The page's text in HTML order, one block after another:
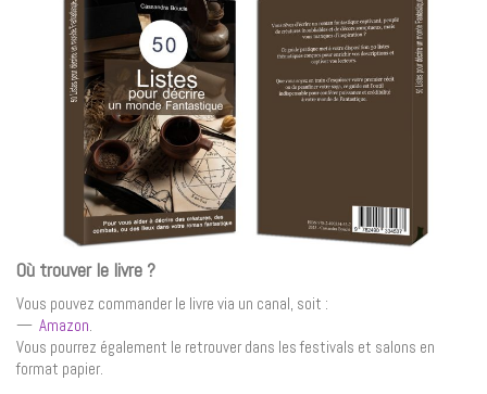
Où trouver le livre ?
Vous pouvez commander le livre via un canal, soit :
— Amazon
Vous pourrez également le retrouver dans les festivals et salons en
format papier.